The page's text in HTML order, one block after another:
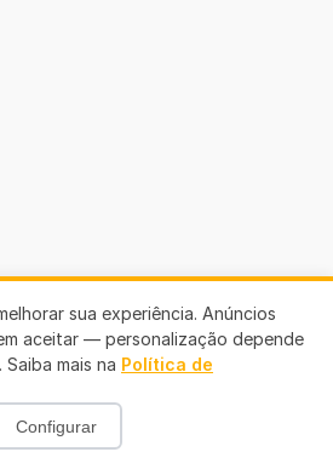
sua experiência. Anúncios
aceitar — personalização depende
mais na Política de
Configurar